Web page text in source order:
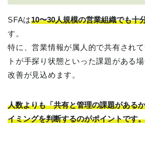
SFAは10〜30人規模の営業組織でも十
す。
特に、営業情報が属人的で共有され
トが手探り状態といった課題がある
改善が見込めます。
人数よりも「共有と管理の課題がある
イミングを判断するのがポイントです。